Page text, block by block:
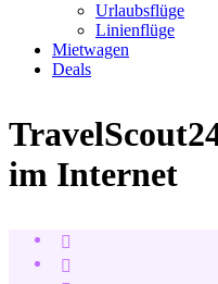
Urlaubsflüge
Linienflüge
Mietwagen
Deals
im Internet